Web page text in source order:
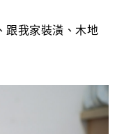
跟我家裝潢、木地